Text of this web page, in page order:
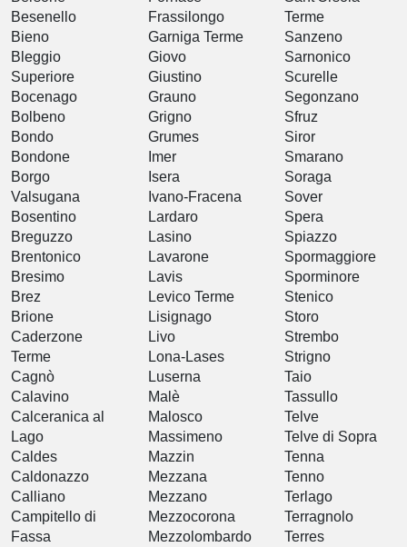
Besenello
Bieno
Bleggio
Superiore
Bocenago
Bolbeno
Bondo
Bondone
Borgo
Valsugana
Bosentino
Breguzzo
Brentonico
Bresimo
Brez
Brione
Caderzone
Terme
Cagnò
Calavino
Calceranica al
Lago
Caldes
Caldonazzo
Calliano
Campitello di
Fassa
Frassilongo
Garniga Terme
Giovo
Giustino
Grauno
Grigno
Grumes
Imer
Isera
Ivano-Fracena
Lardaro
Lasino
Lavarone
Lavis
Levico Terme
Lisignago
Livo
Lona-Lases
Luserna
Malè
Malosco
Massimeno
Mazzin
Mezzana
Mezzano
Mezzocorona
Mezzolombardo
Terme
Sanzeno
Sarnonico
Scurelle
Segonzano
Sfruz
Siror
Smarano
Soraga
Sover
Spera
Spiazzo
Spormaggiore
Sporminore
Stenico
Storo
Strembo
Strigno
Taio
Tassullo
Telve
Telve di Sopra
Tenna
Tenno
Terlago
Terragnolo
Terres